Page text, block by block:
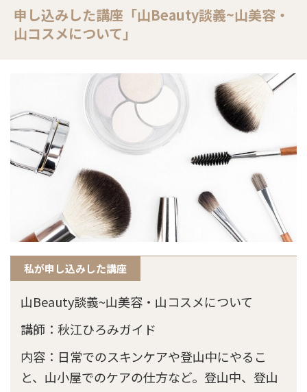
申し込みした講座「山Beauty談義~山美容・
山コスメについて」
私が申し込みした講座
山Beauty談義~山美容・山コスメについて
講師：秋江ひろみガイド
内容：日常でのスキンケアや登山中にやるこ
と、山小屋でのケアの仕方など。登山中、登山